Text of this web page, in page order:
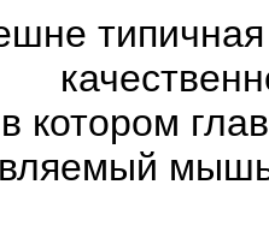
котором